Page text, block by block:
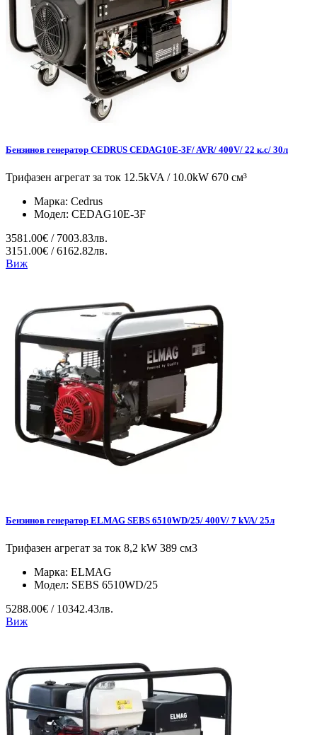
Бензинов генератор CEDRUS CEDAG10E-3F/ AVR/ 400V/ 22 к.с/ 30л
Трифазен агрегат за ток 12.5kVA / 10.0kW 670 см³
Марка: Cedrus
Модел: CEDAG10E-3F
3581.00€ / 7003.83лв.
3151.00€ / 6162.82лв.
Виж
Бензинов генератор ELMAG SEBS 6510WD/25/ 400V/ 7 kVA/ 25л
Трифазен агрегат за ток 8,2 kW 389 см3
Марка: ELMAG
Модел: SEBS 6510WD/25
5288.00€ / 10342.43лв.
Виж